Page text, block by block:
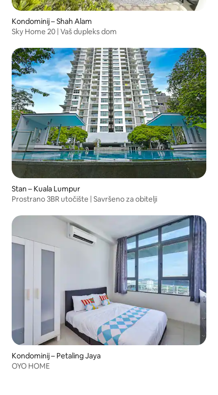
Kondominij – Shah Alam
Sky Home 20 | Vaš dupleks dom
Stan – Kuala Lumpur
Prostrano 3BR utočište | Savršeno za obitelji
Kondominij – Petaling Jaya
OYO HOME